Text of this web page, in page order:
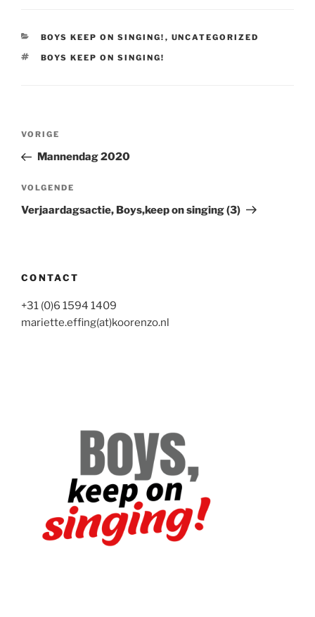
CATEGORIEËN
BOYS KEEP ON SINGING! , UNCATEGORIZED
TAGS
BOYS KEEP ON SINGING!
Bericht
Vorig
bericht
VORIGE
Mannendag 2020
Volgend
bericht
VOLGENDE
Verjaardagsactie, Boys,keep on singing (3)
CONTACT
+31 (0)6 1594 1409
mariette.effing(at)koorenzo.nl